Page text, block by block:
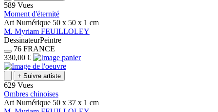
589 Vues
Moment d'éternité
Art Numérique 50 x 50 x 1 cm
M. Myriam FEUILLOLEY
DessinateurPeintre
76 FRANCE
330,00 €
+ Suivre artiste
629 Vues
Ombres chinoises
Art Numérique 50 x 37 x 1 cm